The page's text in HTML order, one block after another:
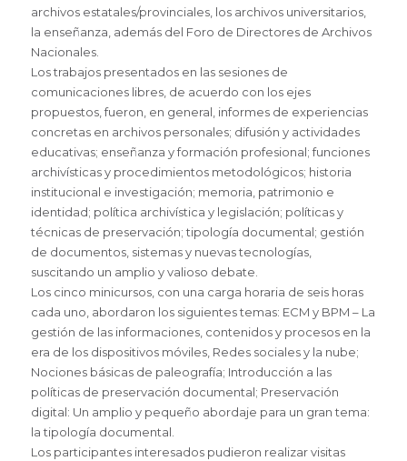
archivos estatales/provinciales, los archivos universitarios,
la enseñanza, además del Foro de Directores de Archivos
Nacionales.
Los trabajos presentados en las sesiones de
comunicaciones libres, de acuerdo con los ejes
propuestos, fueron, en general, informes de experiencias
concretas en archivos personales; difusión y actividades
educativas; enseñanza y formación profesional; funciones
archivísticas y procedimientos metodológicos; historia
institucional e investigación; memoria, patrimonio e
identidad; política archivística y legislación; políticas y
técnicas de preservación; tipología documental; gestión
de documentos, sistemas y nuevas tecnologías,
suscitando un amplio y valioso debate.
Los cinco minicursos, con una carga horaria de seis horas
cada uno, abordaron los siguientes temas: ECM y BPM – La
gestión de las informaciones, contenidos y procesos en la
era de los dispositivos móviles, Redes sociales y la nube;
Nociones básicas de paleografía; Introducción a las
políticas de preservación documental; Preservación
digital: Un amplio y pequeño abordaje para un gran tema:
la tipología documental.
Los participantes interesados pudieron realizar visitas